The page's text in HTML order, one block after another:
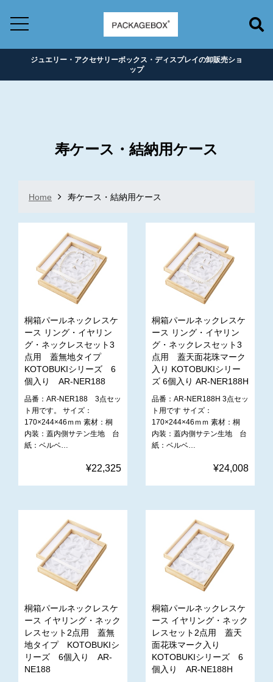
ジュエリー・アクセサリーボックス・ディスプレイの卸販売ショ
ップ
寿ケース・結納用ケース
Home 寿ケース・結納用ケース
桐箱パールネックレスケ
ース リング・イヤリン
グ・ネックレスセット3
点用 蓋無地タイプ
KOTOBUKIシリーズ 6
個入り AR-NER188
品番：AR-NER188 3点セッ
ト用です。 サイズ：
170×244×46ｍｍ 素材：桐
内装：蓋内側サテン生地 台
紙：ベルベ…
¥22,325
桐箱パールネックレスケ
ース リング・イヤリン
グ・ネックレスセット3
点用 蓋天面花珠マーク
入り KOTOBUKIシリー
ズ 6個入り AR-NER188H
品番：AR-NER188H 3点セッ
ト用です サイズ：
170×244×46ｍｍ 素材：桐
内装：蓋内側サテン生地 台
紙：ベルベ…
¥24,008
桐箱パールネックレスケ
ース イヤリング・ネック
レスセット2点用 蓋無
地タイプ KOTOBUKIシ
リーズ 6個入り AR-
NE188
桐箱パールネックレスケ
ース イヤリング・ネック
レスセット2点用 蓋天
面花珠マーク入り
KOTOBUKIシリーズ 6
個入り AR-NE188H